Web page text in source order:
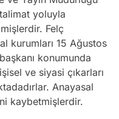
yoluyla
Felç
kurumları 15 Ağustos
konumunda
ve siyasi çıkarları
Anayasal
kaybetmişlerdir.